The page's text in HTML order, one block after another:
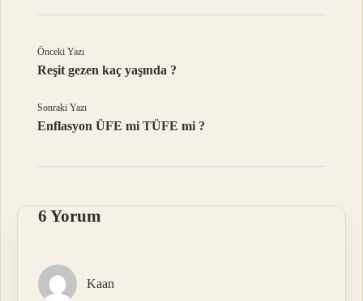
Önceki Yazı
Reşit gezen kaç yaşında ?
Sonraki Yazı
Enflasyon ÜFE mi TÜFE mi ?
6 Yorum
Kaan